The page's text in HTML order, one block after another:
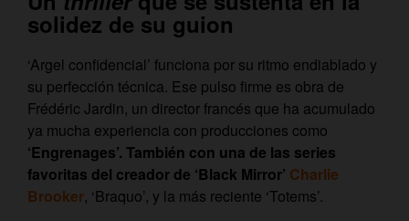
solidez de su guion
‘Argel confidencial’ funciona por su ritmo endiablado y
su perfección técnica. Ese pulso firme es obra de
Frédéric Jardin, un director francés que ha acumulado
ya mucha experiencia con producciones como
‘Engrenages’. También con una de las series
favoritas del creador de ‘Black Mirror’ Charlie
Brooker, ‘Braquo’, y la más reciente ‘Totems’.